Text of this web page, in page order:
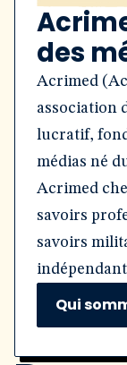
des
Acrimed
association
lucratif,
médias né
Acrimed
savoirs
savoirs
Qui